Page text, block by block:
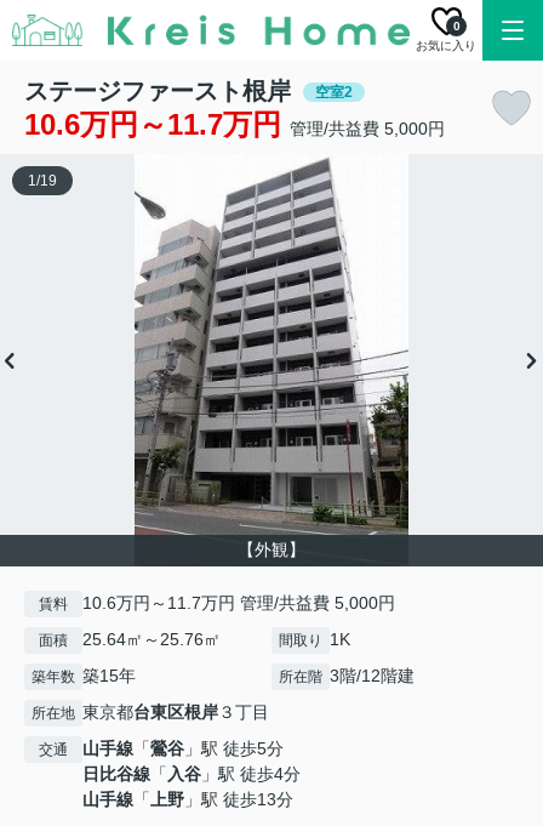
お気に入り
0
ステージファースト根岸 空室2
10.6万円～11.7万円 管理/共益費 5,000円
【外観】
1/19
賃料 10.6万円～11.7万円 管理/共益費 5,000円
面積 25.64㎡～25.76㎡ 間取り 1K
築年数 築15年 所在階 3階/12階建
所在地 東京都台東区根岸３丁目
交通 山手線 「鶯谷 」駅 徒歩5分
日比谷線 「入谷 」駅 徒歩4分
山手線 「上野 」駅 徒歩13分